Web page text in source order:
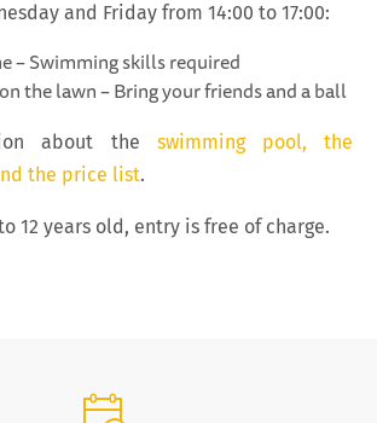
and Friday from 14:00 to 17:00:
– Swimming skills required
the lawn – Bring your friends and a ball
about the swimming pool, the
the price list.
12 years old, entry is free of charge.